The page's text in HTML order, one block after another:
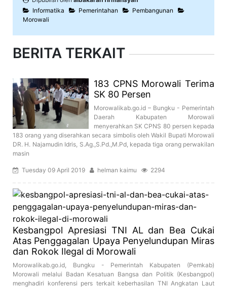
Informatika
Pemerintahan
Pembangunan
Morowali
BERITA TERKAIT
183 CPNS Morowali Terima
SK 80 Persen
Morowalikab.go.id – Bungku - Pemerintah
Daerah Kabupaten Morowali
menyerahkan SK CPNS 80 persen kepada
183 orang yang diserahkan secara simbolis oleh Wakil Bupati Morowali
DR. H. Najamudin Idris, S.Ag.,S.Pd.,M.Pd, kepada tiga orang perwakilan
masin
Tuesday 09 April 2019 helman kaimu 2294
Kesbangpol Apresiasi TNI AL dan Bea Cukai
Atas Penggagalan Upaya Penyelundupan Miras
dan Rokok Ilegal di Morowali
Morowalikab.go.id, Bungku - Pemerintah Kabupaten (Pemkab)
Morowali melalui Badan Kesatuan Bangsa dan Politik (Kesbangpol)
menghadiri konferensi pers terkait keberhasilan TNI Angkatan Laut